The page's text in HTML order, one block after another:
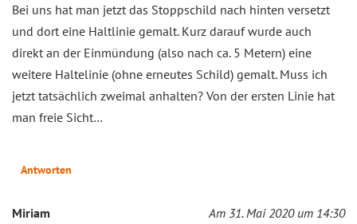
Bei uns hat man jetzt das Stoppschild nach hinten versetzt
und dort eine Haltlinie gemalt. Kurz darauf wurde auch
direkt an der Einmündung (also nach ca. 5 Metern) eine
weitere Haltelinie (ohne erneutes Schild) gemalt. Muss ich
jetzt tatsächlich zweimal anhalten? Von der ersten Linie hat
man freie Sicht…
Antworten
Miriam Am 31. Mai 2020 um 14:30